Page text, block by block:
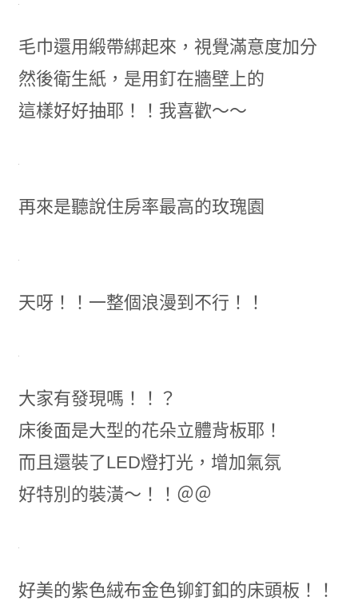
毛巾還用緞帶綁起來，視覺滿意度加分
然後衛生紙，是用釘在牆壁上的
這樣好好抽耶！！我喜歡～～
再來是聽說住房率最高的玫瑰園
天呀！！一整個浪漫到不行！！
大家有發現嗎！！？
床後面是大型的花朵立體背板耶！
而且還裝了LED燈打光，增加氣氛
好特別的裝潢～！！＠＠
好美的紫色絨布金色铆釘釦的床頭板！！